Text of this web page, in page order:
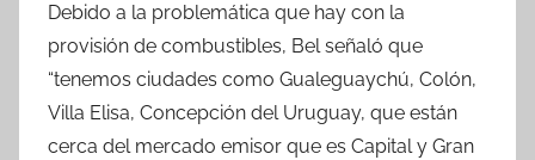
Debido a la problemática que hay con la
provisión de combustibles, Bel señaló que
“tenemos ciudades como Gualeguaychú, Colón,
Villa Elisa, Concepción del Uruguay, que están
cerca del mercado emisor que es Capital y Gran